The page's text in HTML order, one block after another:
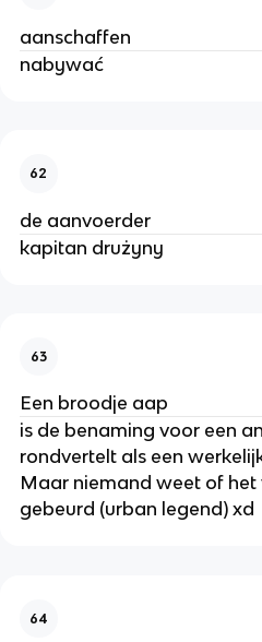
aanschaffen
nabywać
62
de aanvoerder
kapitan drużyny
63
Een broodje aap
is de benaming voor een
rondvertelt als een
Maar niemand weet of het
gebeurd (urban legend) xd
64